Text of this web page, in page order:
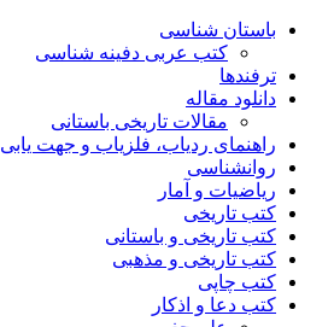
باستان شناسی
کتب عربی دفینه شناسی
ترفندها
دانلود مقاله
مقالات تاریخی باستانی
راهنمای ردیاب، فلزیاب و جهت یابی
روانشناسی
ریاضیات و آمار
کتب تاریخی
کتب تاریخی و باستانی
کتب تاریخی و مذهبی
کتب چاپی
کتب دعا و اذکار